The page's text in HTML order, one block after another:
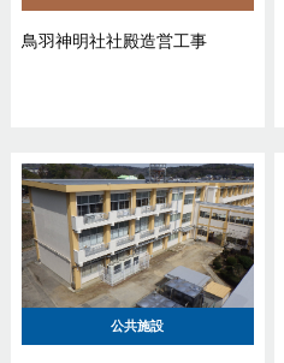
鳥羽神明社社殿造営工事
公共施設